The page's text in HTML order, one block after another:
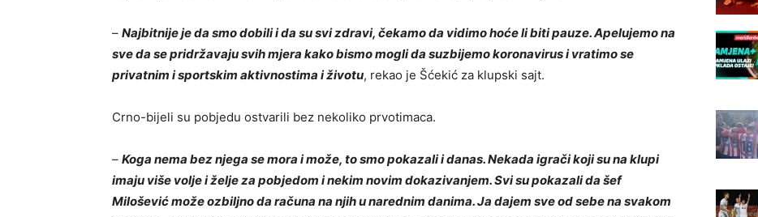
– Najbitnije je da smo dobili i da su svi zdravi, čekamo da vidimo hoće li biti pauze. Apelujemo na
sve da se pridržavaju svih mjera kako bismo mogli da suzbijemo koronavirus i vratimo se
privatnim i sportskim aktivnostima i životu, rekao je Šćekić za klupski sajt.
Crno-bijeli su pobjedu ostvarili bez nekoliko prvotimaca.
– Koga nema bez njega se mora i može, to smo pokazali i danas. Nekada igrači koji su na klupi
imaju više volje i želje za pobjedom i nekim novim dokazivanjem. Svi su pokazali da šef
Milošević može ozbiljno da računa na njih u narednim danima. Ja dajem sve od sebe na svakom